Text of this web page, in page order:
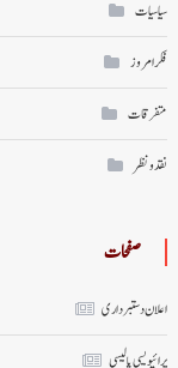
سیاسیات
فکر امروز
متفرقات
نقد ونظر
صفحات
اعلان دستبرداری
پرائیویسی پالیسی